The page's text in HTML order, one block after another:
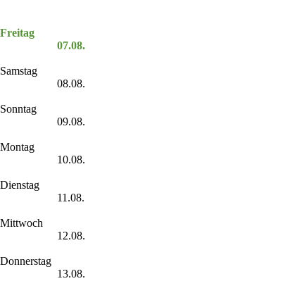
Freitag
07.08.
Samstag
08.08.
Sonntag
09.08.
Montag
10.08.
Dienstag
11.08.
Mittwoch
12.08.
Donnerstag
13.08.